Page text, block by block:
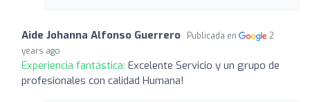
Aide Johanna Alfonso Guerrero Publicada en
2
years ago
Experiencia fantástica: Excelente Servicio y un grupo de
profesionales con calidad Humana!